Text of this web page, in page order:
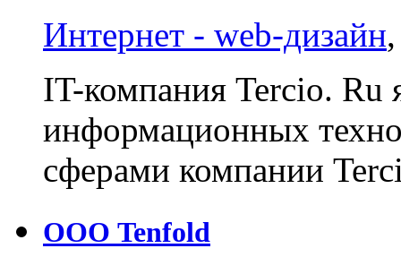
Интернет - web-дизайн
IT-компания Tercio. Ru
информационных
сферами компании
ООО Tenfold